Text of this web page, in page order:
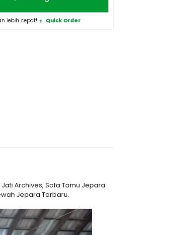
lebih cepat! Quick Order
Archives, Sofa Tamu Jepara
Jepara Terbaru.